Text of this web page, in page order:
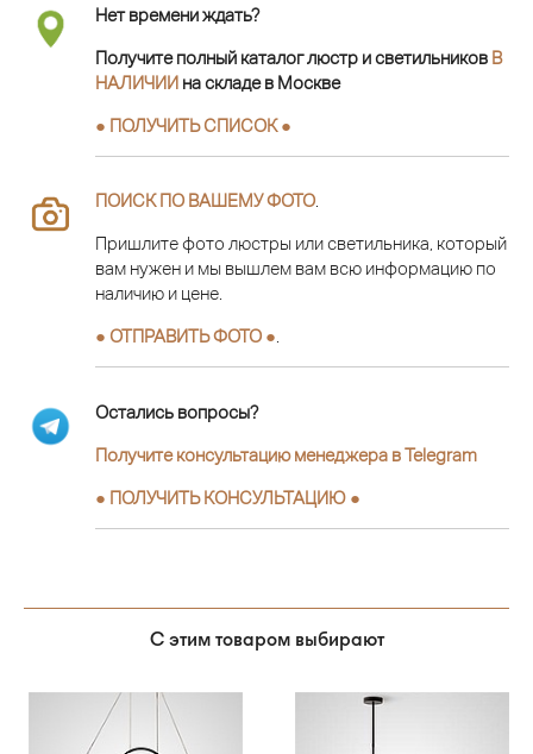
Нет времени ждать?
Получите полный каталог люстр и светильников В
НАЛИЧИИ на складе в Москве
● ПОЛУЧИТЬ СПИСОК ●
ПОИСК ПО ВАШЕМУ ФОТО
Пришлите фото люстры или светильника, который
вам нужен и мы вышлем вам всю информацию по
наличию и цене.
● ОТПРАВИТЬ ФОТО ●
Остались вопросы?
Получите консультацию менеджера в Telegram
● ПОЛУЧИТЬ КОНСУЛЬТАЦИЮ ●
С этим товаром выбирают